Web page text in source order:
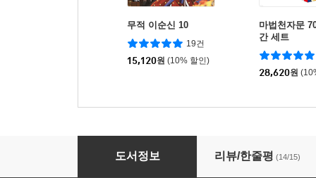
무적 이순신 10
19건
15,120원 (10% 할인)
마법천자문
간 세트
28,620원
무적 이순신 6
도서정보 리뷰/한줄평 (14/15)